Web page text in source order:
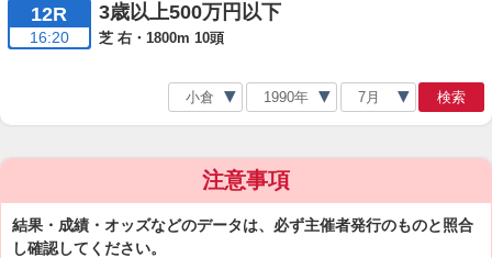
12R
16:20
3歳以上500万円以下
芝 右・1800m 10頭
検索
注意事項
結果・成績・オッズなどのデータは、必ず主催者発行のものと照合
し確認してください。